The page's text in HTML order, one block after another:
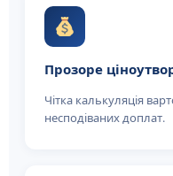
Прозоре
Чітка калькуляція
несподіваних доплат.